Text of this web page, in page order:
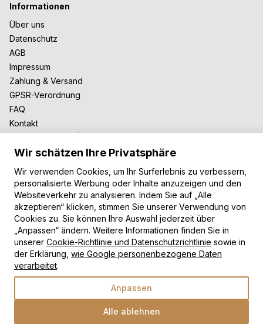
Informationen
Über uns
Datenschutz
AGB
Impressum
Zahlung & Versand
GPSR-Verordnung
FAQ
Kontakt
Zusammenarbeit
Für Blogger
B2B-Zusammenarbeit
Unsere Teppiche
Moderne Teppiche
Vintage Teppiche
Shaggy Teppiche
Kinderteppiche
Zahlungsarten
Wir schätzen Ihre Privatsphäre
Wir verwenden Cookies, um Ihr Surferlebnis zu verbessern,
personalisierte Werbung oder Inhalte anzuzeigen und den
Websiteverkehr zu analysieren. Indem Sie auf „Alle
akzeptieren“ klicken, stimmen Sie unserer Verwendung von
Cookies zu. Sie können Ihre Auswahl jederzeit über
„Anpassen“ ändern. Weitere Informationen finden Sie in
unserer Cookie-Richtlinie und Datenschutzrichtlinie sowie in
der Erklärung, wie Google personenbezogene Daten
verarbeitet.
Anpassen
Alle ablehnen